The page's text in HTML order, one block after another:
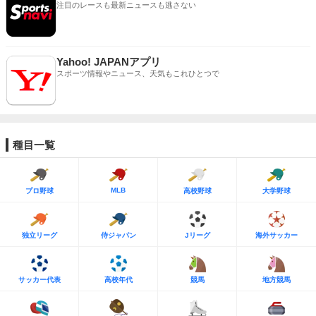
注目のレースも最新ニュースも逃さない
Yahoo! JAPANアプリ
スポーツ情報やニュース、天気もこれひとつで
種目一覧
プロ野球 MLB 高校野球 大学野球
独立リーグ 侍ジャパン Jリーグ 海外サッカー
サッカー代表 高校年代 競馬 地方競馬